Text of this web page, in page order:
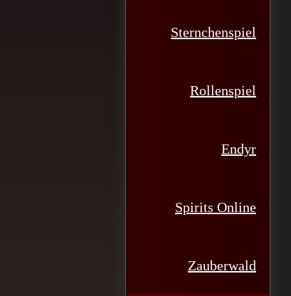
Sternchenspiel
Rollenspiel
Endyr
Spirits Online
Zauberwald